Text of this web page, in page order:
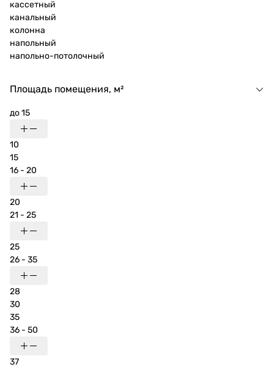
кассетный
канальный
колонна
напольный
напольно-потолочный
Площадь помещения, м²
до 15
10
15
16 - 20
20
21 - 25
25
26 - 35
28
30
35
36 - 50
37